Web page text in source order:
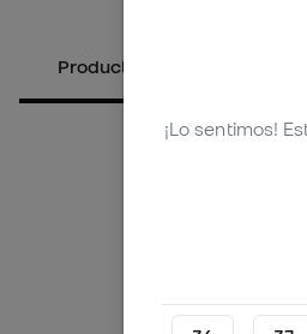
Productos alternativos
¡Lo sentimos!